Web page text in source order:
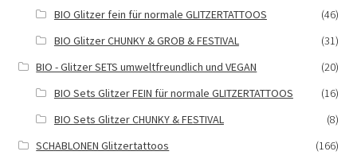
BIO Glitzer fein für normale GLITZERTATTOOS
(46)
BIO Glitzer CHUNKY & GROB & FESTIVAL
(31)
BIO - Glitzer SETS umweltfreundlich und VEGAN
(20)
BIO Sets Glitzer FEIN für normale GLITZERTATTOOS
(16)
BIO Sets Glitzer CHUNKY & FESTIVAL
(8)
SCHABLONEN Glitzertattoos
(166)